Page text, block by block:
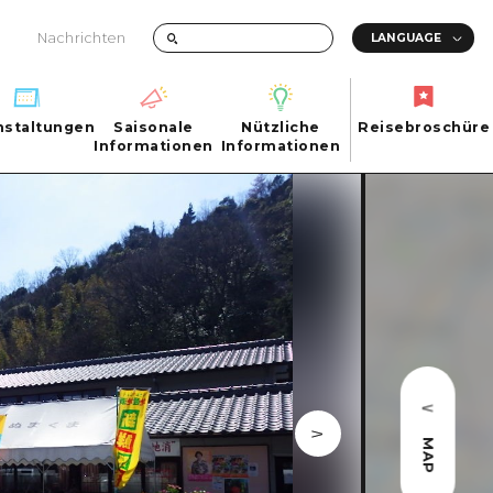
Nachrichten
City
Saisonale
Informationen
Nützliche
Informationen
Informationen
FAQs
Foto-Download
Transportinformationen bei Katastrophen
Reisebroschüre
MAP